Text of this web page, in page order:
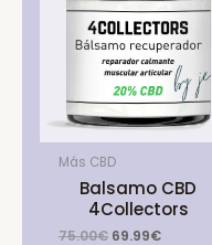
Más CBD
Balsamo CBD
4Collectors
75.00€ Original
69.99€Current